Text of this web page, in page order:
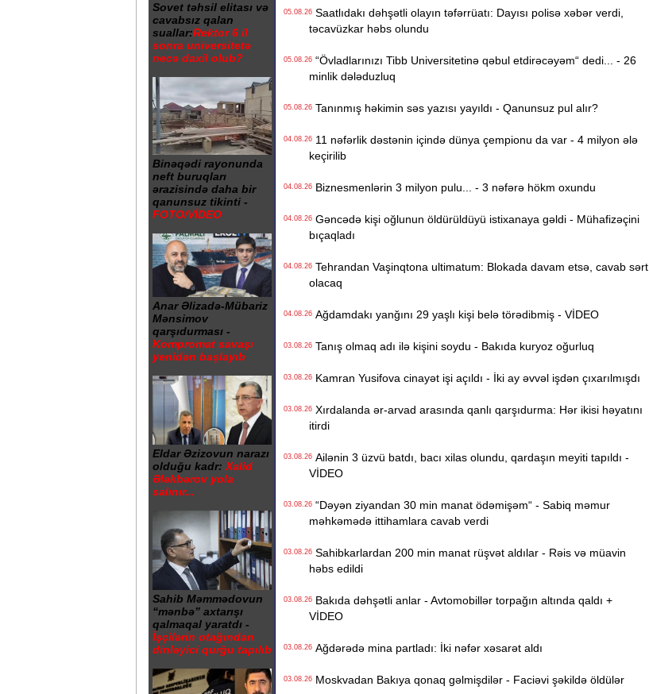
Sovet təhsil elitası və
cavabsız qalan
suallar:Rektor 6 il
sonra universitetə
necə daxil olub?
Binəqədi rayonunda
neft buruqları
ərazisində daha bir
qanunsuz tikinti -
FOTO/VİDEO
Anar Əlizadə-Mübariz
Mənsimov
qarşıdurması -
Kompromat savaşı
yenidən başlayıb
Eldar Əzizovun narazı
olduğu kadr: Xalid
Ələkbərov yola
salınır...
Sahib Məmmədovun
“mənbə” axtarışı
qalmaqal yaratdı -
İşçilərin otağından
dinləyici qurğu tapılıb
05.08.26Saatlıdakı dəhşətli olayın təfərrüatı: Dayısı polisə xəbər verdi,
təcavüzkar həbs olundu
05.08.26“Övladlarınızı Tibb Universitetinə qəbul etdirəcəyəm“ dedi... - 26
minlik dələduzluq
05.08.26Tanınmış həkimin səs yazısı yayıldı - Qanunsuz pul alır?
04.08.2611 nəfərlik dəstənin içində dünya çempionu da var - 4 milyon ələ
keçirilib
04.08.26Biznesmenlərin 3 milyon pulu... - 3 nəfərə hökm oxundu
04.08.26Gəncədə kişi oğlunun öldürüldüyü istixanaya gəldi - Mühafizəçini
bıçaqladı
04.08.26Tehrandan Vaşinqtona ultimatum: Blokada davam etsə, cavab sərt
olacaq
04.08.26Ağdamdakı yanğını 29 yaşlı kişi belə törədibmiş - VİDEO
03.08.26Tanış olmaq adı ilə kişini soydu - Bakıda kuryoz oğurluq
03.08.26Kamran Yusifova cinayət işi açıldı - İki ay əvvəl işdən çıxarılmışdı
03.08.26Xırdalanda ər-arvad arasında qanlı qarşıdurma: Hər ikisi həyatını
itirdi
03.08.26Ailənin 3 üzvü batdı, bacı xilas olundu, qardaşın meyiti tapıldı -
VİDEO
03.08.26“Dəyən ziyandan 30 min manat ödəmişəm“ - Sabiq məmur
məhkəmədə ittihamlara cavab verdi
03.08.26Sahibkarlardan 200 min manat rüşvət aldılar - Rəis və müavin
həbs edildi
03.08.26Bakıda dəhşətli anlar - Avtomobillər torpağın altında qaldı +
VİDEO
03.08.26Ağdərədə mina partladı: İki nəfər xəsarət aldı
03.08.26Moskvadan Bakıya qonaq gəlmişdilər - Faciəvi şəkildə öldülər